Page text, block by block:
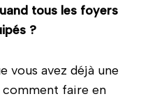
tous les foyers
?
vous avez déjà une
faire en